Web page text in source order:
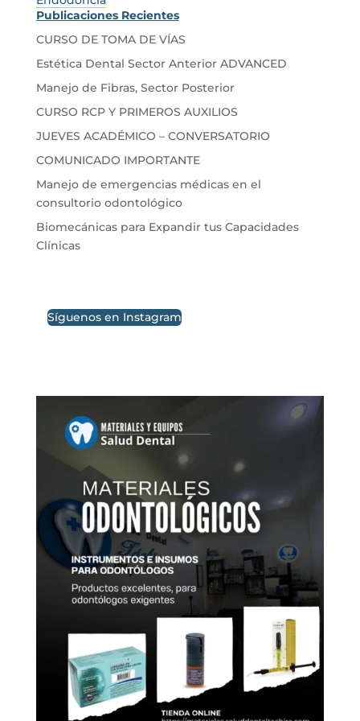
Publicaciones Recientes
CURSO DE TOMA DE VÍAS
Estética Dental Sector Anterior ADVANCED
Manejo de Fibras, Sector Posterior
CURSO RCP Y PRIMEROS AUXILIOS
JUEVES ACADÉMICO – CONVERSATORIO
COMUNICADO IMPORTANTE
Manejo de emergencias médicas en el
consultorio odontológico
Biomecánicas para Expandir tus Capacidades
Clínicas
Síguenos en Instagram